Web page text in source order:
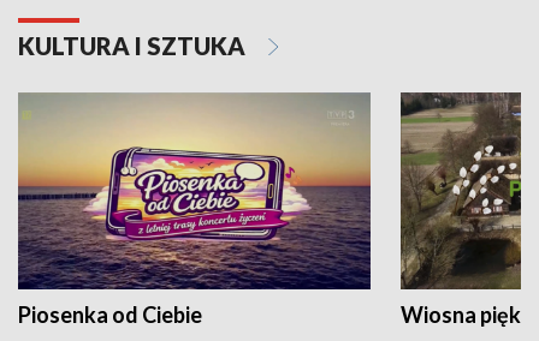
KULTURA I SZTUKA
Piosenka od Ciebie Wiosna